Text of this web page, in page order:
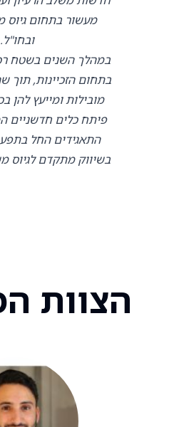
מעשור בתחום גיוס
במהלך השנים בשטח
בתחום הזכיינות, תוך
מובילות ומייעץ להן
פיתח כלים חדשניים
התאגידים החל
בשיווק מתקדם לגיוס
הצוות